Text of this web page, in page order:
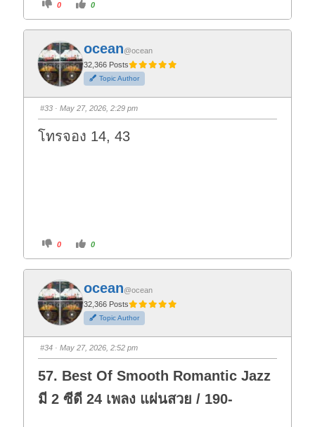
C
i
f
o
r
t
h
u
m
d
o
n
.
0
C
i
o
t
h
u
m
u
p
0
ocean@ocean
32,366 Posts
Topic Author
#33 · May 27, 2026, 2:29 pm
โทรจอง 14, 43
C
i
k
f
o
r
t
h
u
m
d
o
n
0
C
i
k
o
r
t
h
u
m
u
p
0
ocean@ocean
32,366 Posts
Topic Author
#34 · May 27, 2026, 2:52 pm
57. Best Of Smooth Romantic Jazz
มี 2 ซีดี 24 เพลง แผ่นสวย / 190-